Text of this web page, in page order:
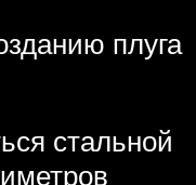
плуга
стальной